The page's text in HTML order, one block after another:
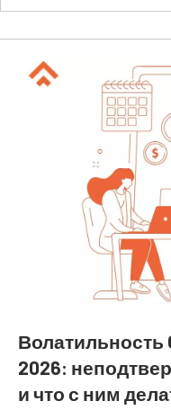
Волатильность
2026:
и что с ним